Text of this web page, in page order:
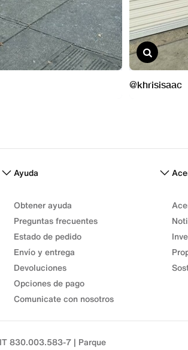
Ayuda
Obtener ayuda
Preguntas frecuentes
Estado de pedido
Envío y entrega
Devoluciones
Opciones de pago
Comunicate con nosotros
830.003.583-7 | Parque